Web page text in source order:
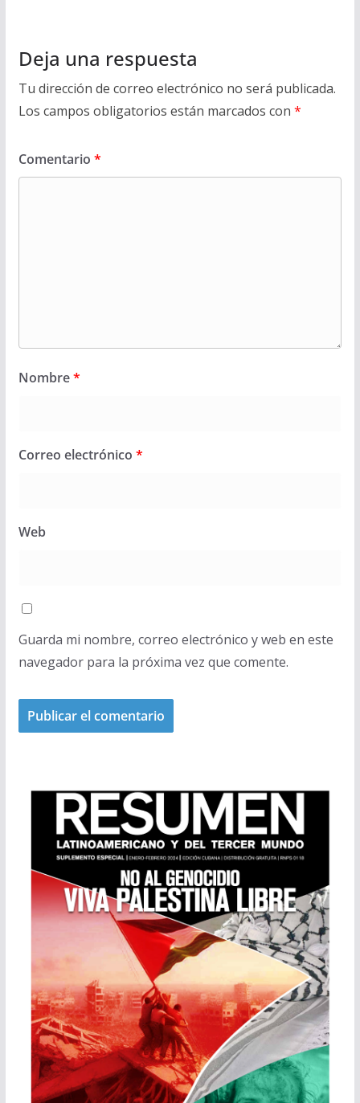
Deja una respuesta
Tu dirección de correo electrónico no será publicada.
Los campos obligatorios están marcados con *
Comentario *
Nombre*
Correo electrónico *
Web
Guarda mi nombre, correo electrónico y web en este
navegador para la próxima vez que comente.